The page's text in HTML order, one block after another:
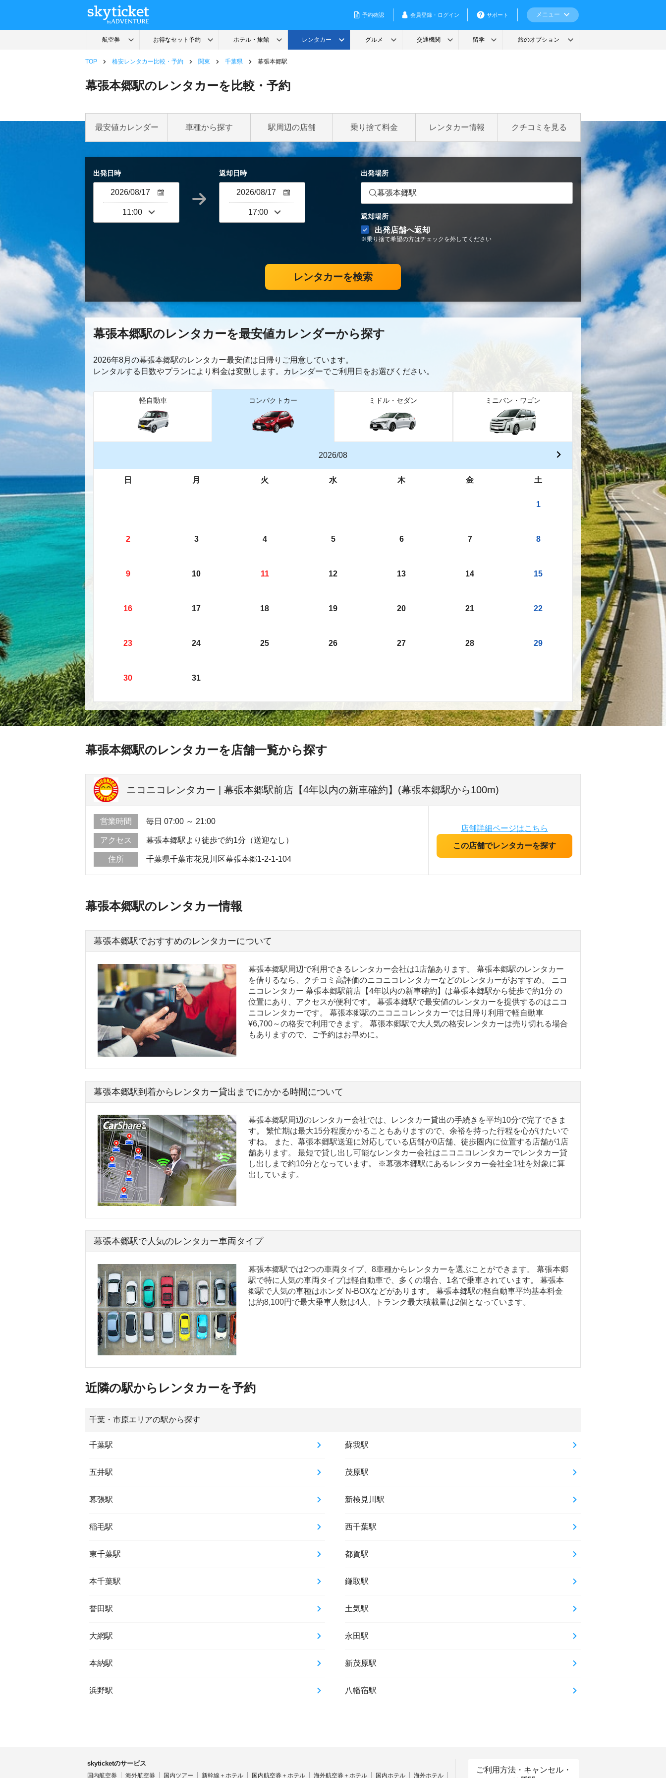
TOP 格安レンタカー比較・予約 関東 千葉県 幕張本郷駅
幕張本郷駅のレンタカーを比較・予約
最安値カレンダー 車種から探す 駅周辺の店舗 乗り捨て料金 レンタカー情報 クチコミを見る
出発日時 返却日時 出発場所
幕張本郷駅
返却場所
出発店舗へ返却
※乗り捨て希望の方はチェックを外してください
レンタカーを検索
幕張本郷駅のレンタカーを最安値カレンダーから探す
2026年8月の幕張本郷駅のレンタカー最安値は日帰り ご用意しています。
レンタルする日数やプランにより料金は変動します。カレンダーでご利用日をお選びください。
軽自動車 コンパクトカー ミドル・セダン ミニバン・ワゴン
2026/08
日 月 火 水 木 金 土
1
2 3 4 5 6 7 8
9 10 11 12 13 14 15
16 17 18 19 20 21 22
23 24 25 26 27 28 29
30 31
幕張本郷駅のレンタカーを店舗一覧から探す
ニコニコレンタカー | 幕張本郷駅前店【4年以内の新車確約】(幕張本郷駅から100m)
営業時間 毎日 07:00 ～ 21:00
アクセス 幕張本郷駅より徒歩で約1分（送迎なし）
住所 千葉県千葉市花見川区幕張本郷1-2-1-104
店舗詳細ページはこちら
この店舗でレンタカーを探す
幕張本郷駅のレンタカー情報
幕張本郷駅でおすすめのレンタカーについて
幕張本郷駅周辺で利用できるレンタカー会社は1店舗あります。 幕張本郷駅のレンタカー
を借りるなら、クチコミ高評価のニコニコレンタカーなどのレンタカーがおすすめ。 ニコ
ニコレンタカー 幕張本郷駅前店【4年以内の新車確約】は幕張本郷駅から徒歩で約1分 の
位置にあり、アクセスが便利です。 幕張本郷駅で最安値のレンタカーを提供するのはニコ
ニコレンタカーです。 幕張本郷駅のニコニコレンタカーでは日帰り利用で軽自動車
¥6,700～の格安で利用できます。 幕張本郷駅で大人気の格安レンタカーは売り切れる場合
もありますので、ご予約はお早めに。
幕張本郷駅到着からレンタカー貸出までにかかる時間について
幕張本郷駅周辺のレンタカー会社では、レンタカー貸出の手続きを平均10分で完了できま
す。 繁忙期は最大15分程度かかることもありますので、余裕を持った行程を心がけたいで
すね。 また、幕張本郷駅送迎に対応している店舗が0店舗、徒歩圏内に位置する店舗が1店
舗あります。 最短で貸し出し可能なレンタカー会社はニコニコレンタカーでレンタカー貸
し出しまで約10分となっています。 ※幕張本郷駅にあるレンタカー会社全1社を対象に算
出しています。
幕張本郷駅で人気のレンタカー車両タイプ
幕張本郷駅では2つの車両タイプ、8車種からレンタカーを選ぶことができます。 幕張本郷
駅で特に人気の車両タイプは軽自動車で、多くの場合、1名で乗車されています。 幕張本
郷駅で人気の車種はホンダ N-BOXなどがあります。 幕張本郷駅の軽自動車平均基本料金
は約8,100円で最大乗車人数は4人、トランク最大積載量は2個となっています。
近隣の駅からレンタカーを予約
千葉・市原エリアの駅から探す
千葉駅 蘇我駅
五井駅 茂原駅
幕張駅 新検見川駅
稲毛駅 西千葉駅
東千葉駅 都賀駅
本千葉駅 鎌取駅
誉田駅 土気駅
大網駅 永田駅
本納駅 新茂原駅
浜野駅 八幡宿駅